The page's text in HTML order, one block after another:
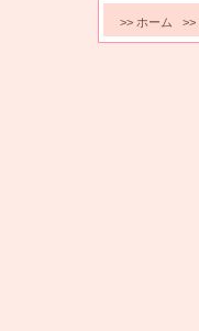
>> ホーム >>